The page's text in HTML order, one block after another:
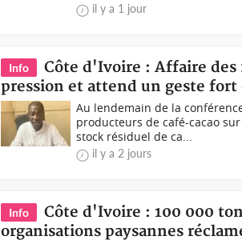
il y a 1 jour
Info
Côte d'Ivoire : Affaire des
pression et attend un geste fort
Au lendemain de la
producteurs de café-cacao
stock résiduel de ca...
il y a 2 jours
Info
Côte d'Ivoire : 100 000
organisations paysannes